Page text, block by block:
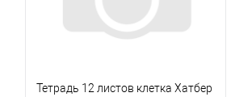
Тетрадь 12 листов клетка Хатбер